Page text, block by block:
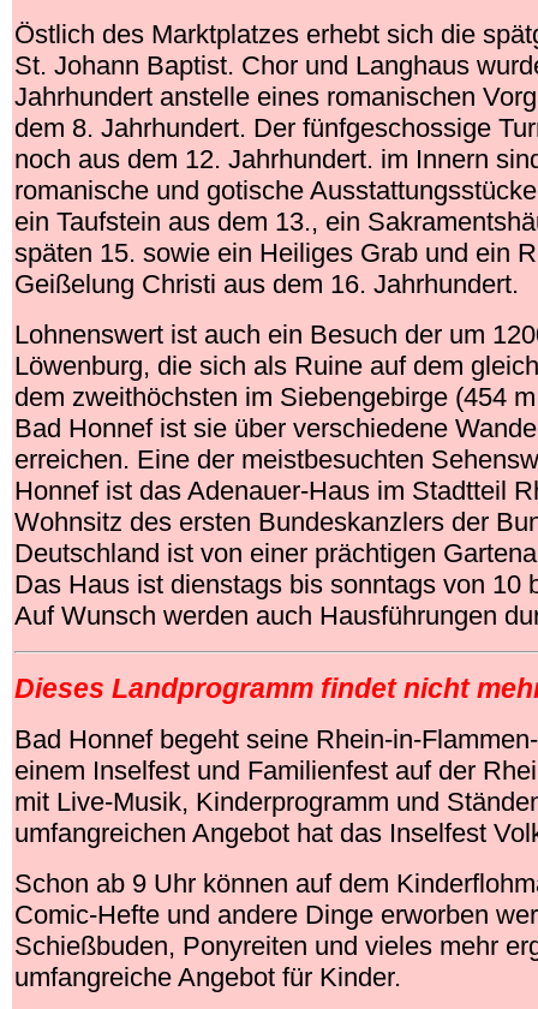
Östlich des Marktplatzes erhebt sich die
St. Johann Baptist. Chor und Langhaus
Jahrhundert anstelle eines romanischen
dem 8. Jahrhundert. Der fünfgeschossige
noch aus dem 12. Jahrhundert. im Innern
romanische und gotische
ein Taufstein aus dem 13., ein
späten 15. sowie ein Heiliges Grab und ein
Geißelung Christi aus dem 16. Jahrhundert.
Lohnenswert ist auch ein Besuch der um
Löwenburg, die sich als Ruine auf dem
dem zweithöchsten im Siebengebirge (454
Bad Honnef ist sie über verschiedene
erreichen. Eine der meistbesuchten
Honnef ist das Adenauer-Haus im Stadtteil
Wohnsitz des ersten Bundeskanzlers der
Deutschland ist von einer prächtigen
Das Haus ist dienstags bis sonntags von 10
Auf Wunsch werden auch Hausführungen
Dieses Landprogramm findet nicht
Bad Honnef begeht seine Rhein-in-
einem Inselfest und Familienfest auf der
mit Live-Musik, Kinderprogramm und
umfangreichen Angebot hat das Inselfest
Schon ab 9 Uhr können auf dem
Comic-Hefte und andere Dinge erworben
Schießbuden, Ponyreiten und vieles mehr
umfangreiche Angebot für Kinder.